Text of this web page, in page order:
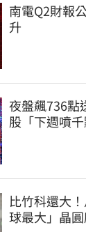
南電Q2財報
升
夜盤飆736點
股「下週噴
比竹科還大
球最大」晶